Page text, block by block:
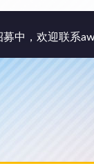
中，欢迎联系